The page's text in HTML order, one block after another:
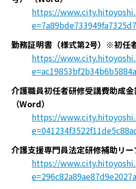
https://
勤務証明書（様式第2号）※初任
https://
介護職員初任者研修受講費助成金
（Word）
https://
介護支援専門員法定研修補助リー
https://